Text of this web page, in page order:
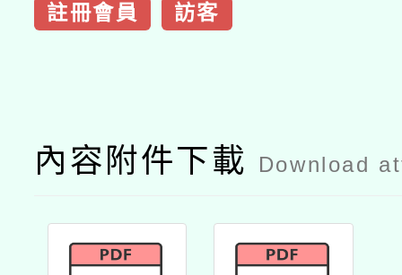
註冊會員 訪客
內容附件下載 Download